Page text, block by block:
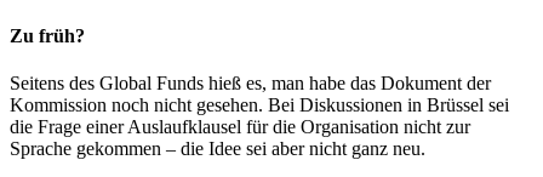
Zu früh?
Seitens des Global Funds hieß es, man habe das Dokument der
Kommission noch nicht gesehen. Bei Diskussionen in Brüssel sei
die Frage einer Auslaufklausel für die Organisation nicht zur
Sprache gekommen – die Idee sei aber nicht ganz neu.